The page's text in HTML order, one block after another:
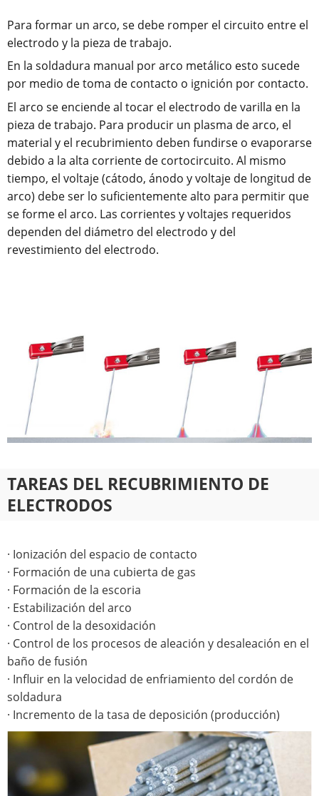
Para formar un arco, se debe romper el circuito entre el
electrodo y la pieza de trabajo.
En la soldadura manual por arco metálico esto sucede
por medio de toma de contacto o ignición por contacto.
El arco se enciende al tocar el electrodo de varilla en la
pieza de trabajo. Para producir un plasma de arco, el
material y el recubrimiento deben fundirse o evaporarse
debido a la alta corriente de cortocircuito. Al mismo
tiempo, el voltaje (cátodo, ánodo y voltaje de longitud de
arco) debe ser lo suficientemente alto para permitir que
se forme el arco. Las corrientes y voltajes requeridos
dependen del diámetro del electrodo y del
revestimiento del electrodo.
TAREAS DEL RECUBRIMIENTO DE
ELECTRODOS
· Ionización del espacio de contacto
· Formación de una cubierta de gas
· Formación de la escoria
· Estabilización del arco
· Control de la desoxidación
· Control de los procesos de aleación y desaleación en el
baño de fusión
· Influir en la velocidad de enfriamiento del cordón de
soldadura
· Incremento de la tasa de deposición (producción)